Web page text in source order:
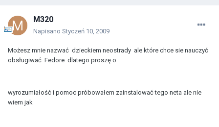
M320
Napisano Styczeń 10, 2009
Możesz mnie nazwać dzieckiem neostrady ale które chce sie nauczyć
obsługiwać Fedore dlatego proszę o
wyrozumiałość i pomoc próbowałem zainstalować tego neta ale nie
wiem jak